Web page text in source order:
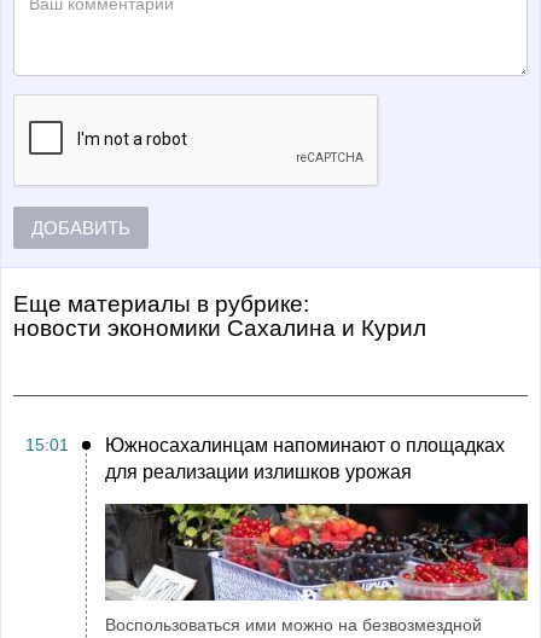
ДОБАВИТЬ
Еще материалы в рубрике:
Новости экономики Сахалина и Курил
15:01
Южносахалинцам напоминают о площадках
для реализации излишков урожая
Воспользоваться ими можно на безвозмездной